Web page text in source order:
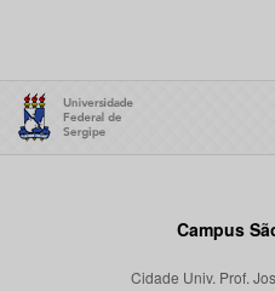
Campus
Cidade Univ. Prof.